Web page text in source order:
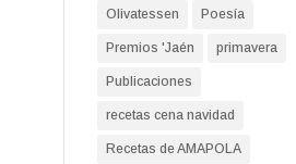
Olivatessen Poesía
Premios 'Jaén primavera
Publicaciones
recetas cena navidad
Recetas de AMAPOLA